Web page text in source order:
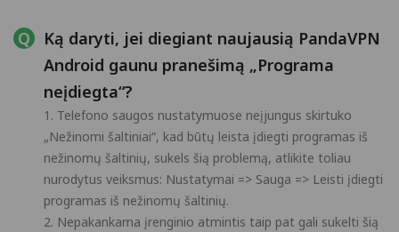
Ką daryti, jei diegiant naujausią PandaVPN
Android gaunu pranešimą „Programa
neįdiegta“?
1. Telefono saugos nustatymuose neįjungus skirtuko
„Nežinomi šaltiniai“, kad būtų leista įdiegti programas iš
nežinomų šaltinių, sukels šią problemą, atlikite toliau
nurodytus veiksmus: Nustatymai => Sauga => Leisti įdiegti
programas iš nežinomų šaltinių.
2. Nepakankama įrenginio atmintis taip pat gali sukelti šią